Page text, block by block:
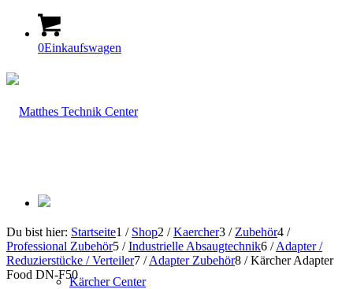
0Einkaufswagen
Kärcher Center
Du bist hier: Startseite1 / Shop2 / Kaercher3 / Zubehör4 /
Professional Zubehör5 / Industrielle Absaugtechnik6 / Adapter /
Reduzierstücke / Verteiler7 / Adapter Zubehör8 / Kärcher Adapter
Food DN-F50